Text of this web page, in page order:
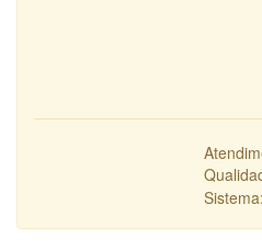
Sistema: